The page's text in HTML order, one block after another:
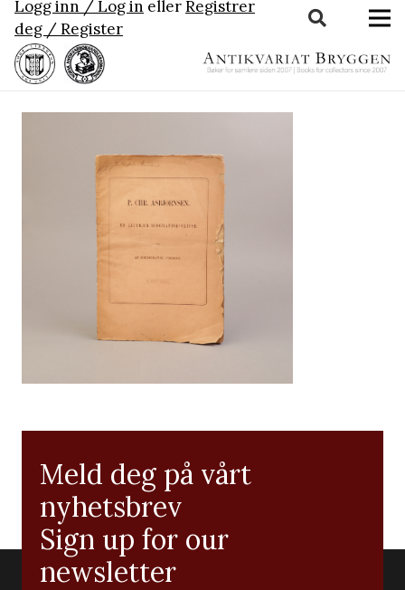
Logg inn / Log in ellerRegistrer
deg / Register
Meld deg på vårt
nyhetsbrev
Sign up for our
newsletter